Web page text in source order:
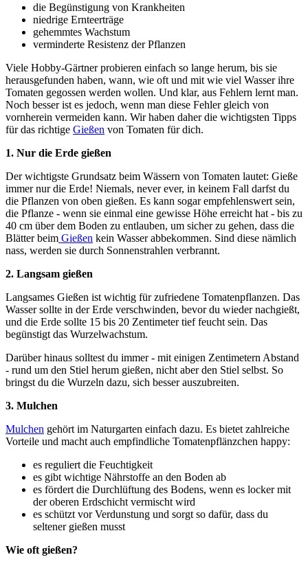
die Begünstigung von Krankheiten
niedrige Ernteerträge
gehemmtes Wachstum
verminderte Resistenz der Pflanzen
Viele Hobby-Gärtner probieren einfach so lange herum, bis sie
herausgefunden haben, wann, wie oft und mit wie viel Wasser ihre
Tomaten gegossen werden wollen. Und klar, aus Fehlern lernt man.
Noch besser ist es jedoch, wenn man diese Fehler gleich von
vornherein vermeiden kann. Wir haben daher die wichtigsten Tipps
für das richtige Gießen von Tomaten für dich.
1. Nur die Erde gießen
Der wichtigste Grundsatz beim Wässern von Tomaten lautet: Gieße
immer nur die Erde! Niemals, never ever, in keinem Fall darfst du
die Pflanzen von oben gießen. Es kann sogar empfehlenswert sein,
die Pflanze - wenn sie einmal eine gewisse Höhe erreicht hat - bis zu
40 cm über dem Boden zu entlauben, um sicher zu gehen, dass die
Blätter beim Gießen kein Wasser abbekommen. Sind diese nämlich
nass, werden sie durch Sonnenstrahlen verbrannt.
2. Langsam gießen
Langsames Gießen ist wichtig für zufriedene Tomatenpflanzen. Das
Wasser sollte in der Erde verschwinden, bevor du wieder nachgießt,
und die Erde sollte 15 bis 20 Zentimeter tief feucht sein. Das
begünstigt das Wurzelwachstum.
Darüber hinaus solltest du immer - mit einigen Zentimetern Abstand
- rund um den Stiel herum gießen, nicht aber den Stiel selbst. So
bringst du die Wurzeln dazu, sich besser auszubreiten.
3. Mulchen
Mulchen gehört im Naturgarten einfach dazu. Es bietet zahlreiche
Vorteile und macht auch empfindliche Tomatenpflänzchen happy:
es reguliert die Feuchtigkeit
es gibt wichtige Nährstoffe an den Boden ab
es fördert die Durchlüftung des Bodens, wenn es locker mit
der oberen Erdschicht vermischt wird
es schützt vor Verdunstung und sorgt so dafür, dass du
seltener gießen musst
Wie oft gießen?